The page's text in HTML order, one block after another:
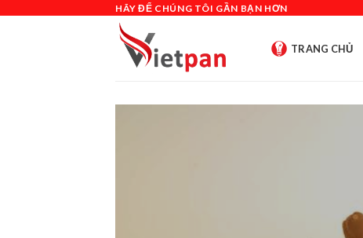
HÃY ĐỂ CHÚNG TÔI GẦN BẠN HƠN
TRANG CHỦ